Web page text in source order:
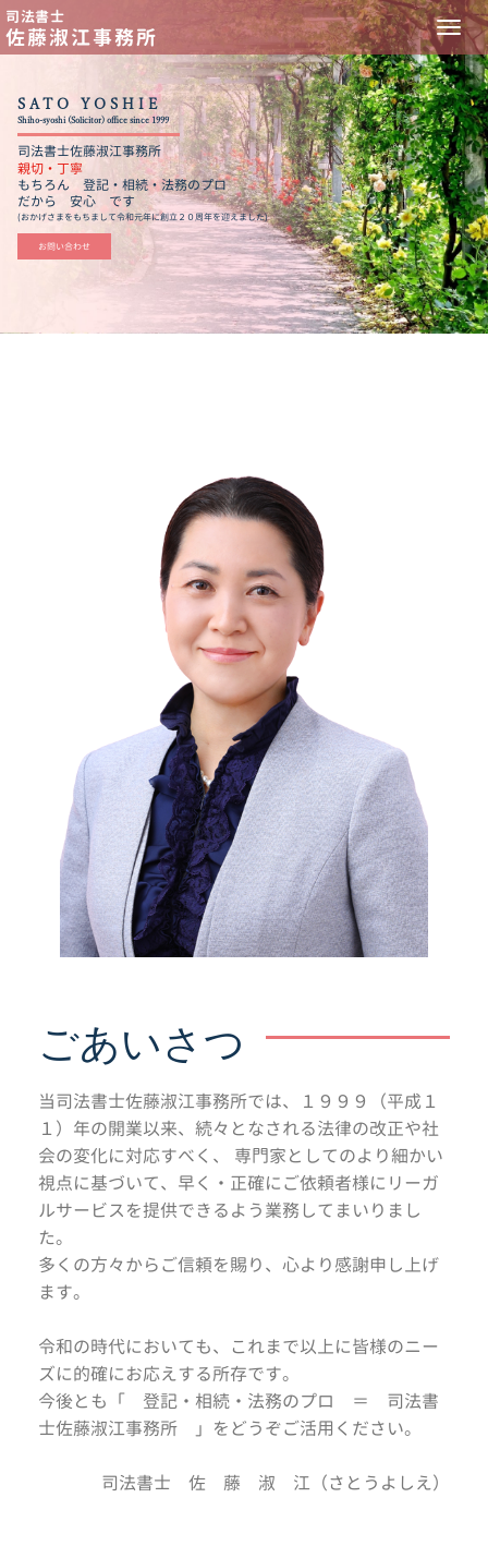
司法書士
佐藤淑江事務所
SATO YOSHIE
Shiho-syoshi (Solicitor) office since 1999
司法書士佐藤淑江事務所
親切・丁寧
もちろん 登記・相続・法務のプロ
だから 安心 です
(おかげさまをもちまして令和元年に創立２０周年を迎えました)
お問い合わせ
ごあいさつ
当司法書士佐藤淑江事務所では、１９９９（平成１
１）年の開業以来、続々となされる法律の改正や社
会の変化に対応すべく、 専門家としてのより細かい
視点に基づいて、早く・正確にご依頼者様にリーガ
ルサービスを提供できるよう業務してまいりまし
た。
多くの方々からご信頼を賜り、心より感謝申し上げ
ます。
令和の時代においても、これまで以上に皆様のニー
ズに的確にお応えする所存です。
今後とも「 登記・相続・法務のプロ ＝ 司法書
士佐藤淑江事務所 」をどうぞご活用ください。
司法書士 佐 藤 淑 江（さとうよしえ）